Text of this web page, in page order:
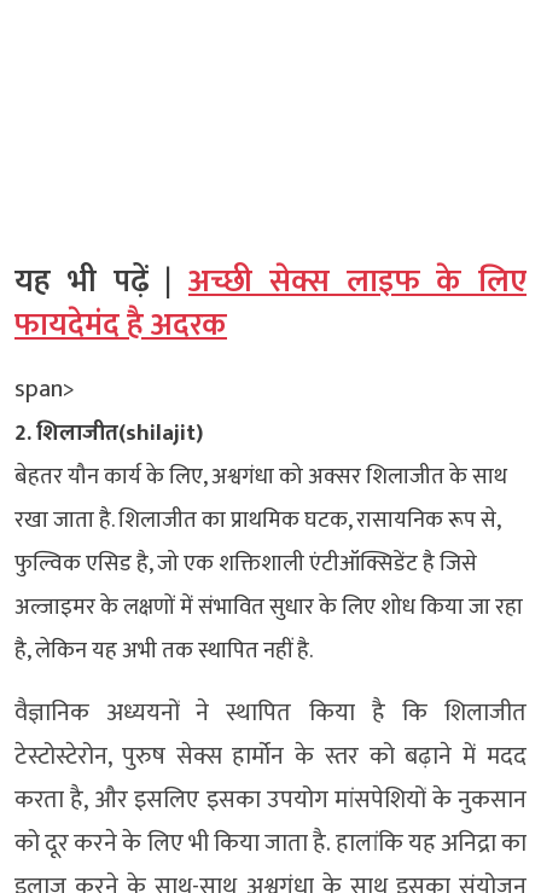
यह भी पढ़ें | अच्छी सेक्स लाइफ के लिए
फायदेमंद है अदरक
span>
2. शिलाजीत(shilajit)
बेहतर यौन कार्य के लिए, अश्वगंधा को अक्सर शिलाजीत के साथ
रखा जाता है. शिलाजीत का प्राथमिक घटक, रासायनिक रूप से,
फुल्विक एसिड है, जो एक शक्तिशाली एंटीऑक्सिडेंट है जिसे
अल्जाइमर के लक्षणों में संभावित सुधार के लिए शोध किया जा रहा
है, लेकिन यह अभी तक स्थापित नहीं है.
वैज्ञानिक अध्ययनों ने स्थापित किया है कि शिलाजीत
टेस्टोस्टेरोन, पुरुष सेक्स हार्मोन के स्तर को बढ़ाने में मदद
करता है, और इसलिए इसका उपयोग मांसपेशियों के नुकसान
को दूर करने के लिए भी किया जाता है. हालांकि यह अनिद्रा का